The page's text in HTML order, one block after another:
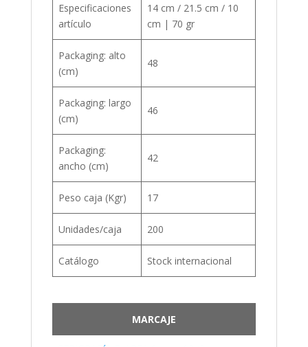
Especificaciones
artículo
14 cm / 21.5 cm / 10
cm | 70 gr
Packaging: alto
(cm)
48
Packaging: largo
(cm)
46
Packaging:
ancho (cm)
42
Peso caja (Kgr) 17
Unidades/caja 200
Catálogo Stock internacional
MARCAJE